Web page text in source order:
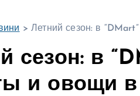
>Летний сезон: в
сезон: в
и овощи в